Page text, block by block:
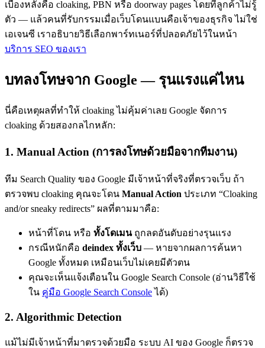
เบื้องหลังคือ cloaking, PBN หรือ doorway pages โดยที่ลูกค้าไม่รู้
ตัว — แล้วคนที่รับกรรมเมื่อเว็บโดนแบนคือเจ้าของธุรกิจ ไม่ใช่
เอเจนซี เราอธิบายวิธีเลือกพาร์ทเนอร์ที่ปลอดภัยไว้ในหน้า
บริการ SEO ของเรา
บทลงโทษจาก Google — รุนแรงแค่ไหน
นี่คือเหตุผลที่ทำให้ cloaking ไม่คุ้มค่าเลย Google จัดการ
cloaking ด้วยสองกลไกหลัก:
1. Manual Action (การลงโทษด้วยมือจากทีมงาน)
ทีม Search Quality ของ Google มีเจ้าหน้าที่จริงที่ตรวจเว็บ ถ้า
ตรวจพบ cloaking คุณจะโดน Manual Action ประเภท “Cloaking
and/or sneaky redirects” ผลที่ตามมาคือ:
หน้าที่โดน หรือ ทั้งโดเมนถูกลดอันดับอย่างรุนแรง
กรณีหนักคือ deindex ทั้งเว็บ — หายจากผลการค้นหา
Google ทั้งหมด เหมือนเว็บไม่เคยมีตัวตน
คุณจะเห็นแจ้งเตือนใน Google Search Console (อ่านวิธีใช้
ใน คู่มือ Google Search Consoleได้)
2. Algorithmic Detection
แม้ไม่มีเจ้าหน้าที่มาตรวจด้วยมือ ระบบ AI ของ Google ก็ตรวจ